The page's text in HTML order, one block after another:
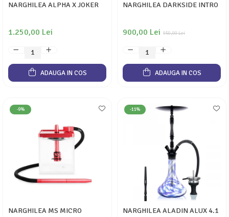
NARGHILEA ALPHA X JOKER
1.250,00 Lei
ADAUGA IN COS
NARGHILEA DARKSIDE INTRO
950,00 Lei
900,00 Lei
ADAUGA IN COS
-9%
NARGHILEA MS MICRO
-11%
NARGHILEA ALADIN ALUX 4.1